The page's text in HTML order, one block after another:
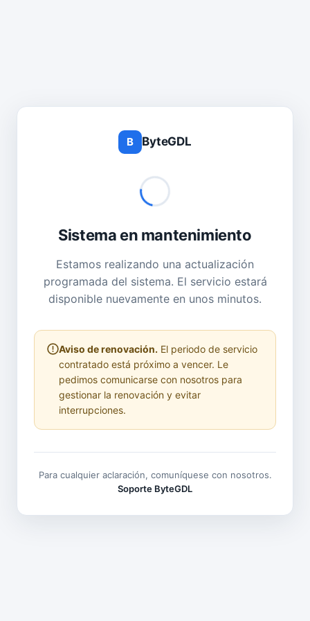
B ByteGDL
Sistema en mantenimiento
Estamos realizando una actualización
programada del sistema. El servicio estará
disponible nuevamente en unos minutos.
Aviso de renovación. El periodo de servicio
contratado está próximo a vencer. Le
pedimos comunicarse con nosotros para
gestionar la renovación y evitar
interrupciones.
Para cualquier aclaración, comuníquese con nosotros.
Soporte ByteGDL